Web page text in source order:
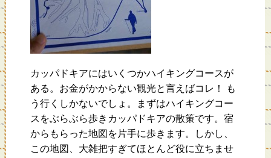
カッパドキアにはいくつかハイキングコースが
ある。お金がかからない観光と言えばコレ！ も
う行くしかないでしょ。まずはハイキングコー
スをぶらぶら歩きカッパドキアの散策です。宿
からもらった地図を片手に歩きます。しかし、
この地図、大雑把すぎてほとんど役に立ちませ